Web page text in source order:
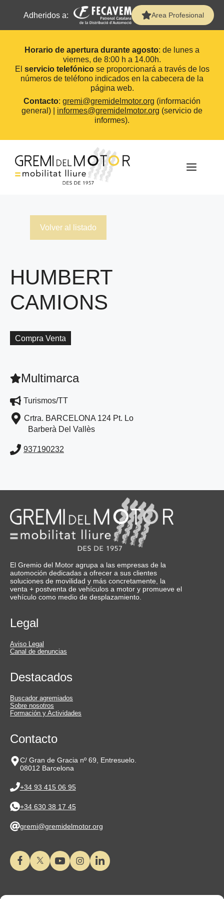
Adheridos a: Area Profesional
Horario de apertura durante agosto: de lunes a
viernes, de 8:00 h a 14.00h.
El servicio telefónicose proporcionará a través de los
números de teléfono indicados en la cabecera de la
página web.
Contacto: gremi@gremidelmotor.org (información
general) | informes@gremidelmotor.org (servicio de
informes).
contenido
Volver al listado
HUMBERT
CAMIONS
Compra Venta
Multimarca
Turismos/TT
Crtra. BARCELONA 124 Pt. Lo
Barberà Del Vallès
937190232
El Gremio del Motor agrupa a las empresas de la
automoción dedicadas a ofrecer a sus clientes
soluciones de movilidad y más concretamente, la
venta + postventa de vehículos a motor y promueve el
vehículo como medio de desplazamiento.
Legal
Aviso Legal
Canal de denuncias
Destacados
Buscador agremiados
Sobre nosotros
Formación y Actividades
Contacto
C/ Gran de Gracia nº 69, Entresuelo.
08012 Barcelona
+34 93 415 06 95
+34 630 38 17 45
gremi@gremidelmotor.org